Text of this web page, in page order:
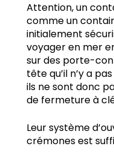
Attention, un
comme un
initialement
voyager en mer
sur des porte-
tête qu’il n’y a
ils ne sont donc
de fermeture à
Leur système
crémones est